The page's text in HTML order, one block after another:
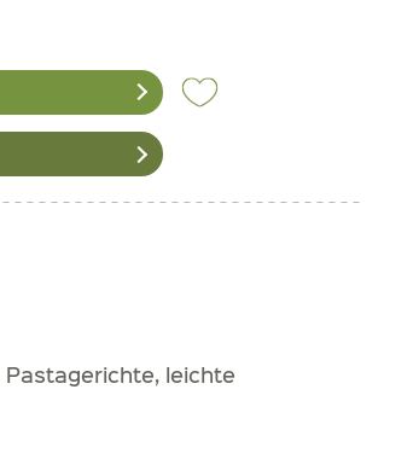
leichte